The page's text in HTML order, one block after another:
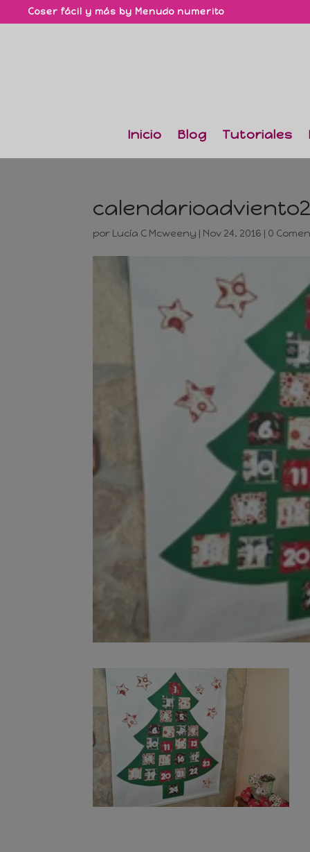
Coser fácil y más by Menudo numerito
Inicio Blog Tutoriales
por Lucía C Mcweeny | Nov 24, 2016 | 0